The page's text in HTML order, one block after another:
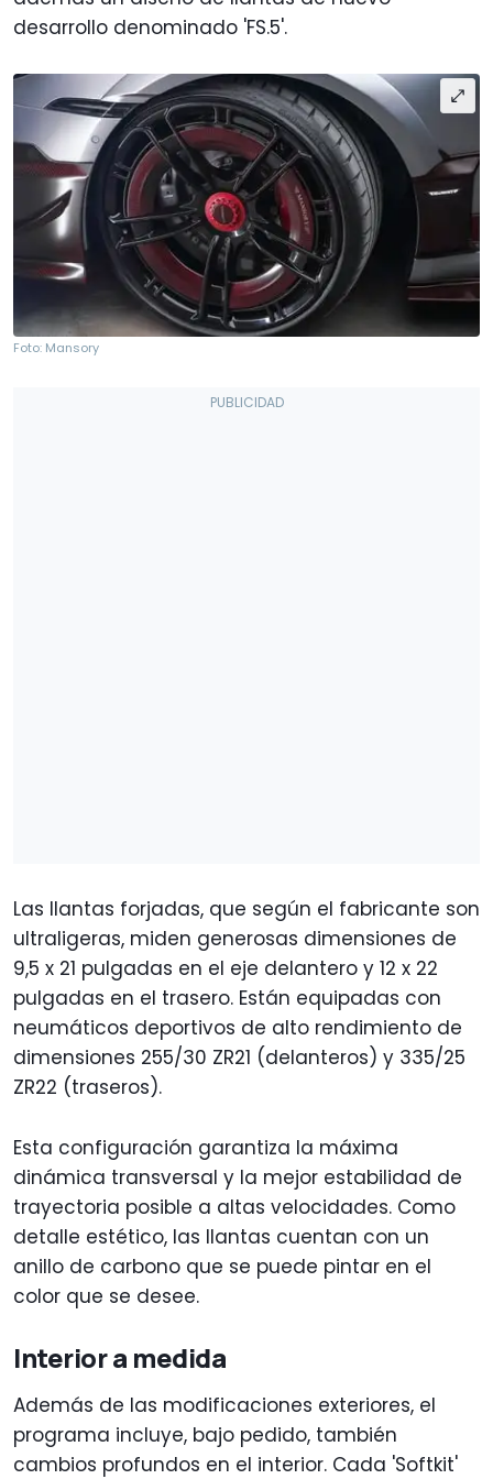
desarrollo denominado 'FS.5'.
Foto: Mansory
Las llantas forjadas, que según el fabricante son
ultraligeras, miden generosas dimensiones de
9,5 x 21 pulgadas en el eje delantero y 12 x 22
pulgadas en el trasero. Están equipadas con
neumáticos deportivos de alto rendimiento de
dimensiones 255/30 ZR21 (delanteros) y 335/25
ZR22 (traseros).
Esta configuración garantiza la máxima
dinámica transversal y la mejor estabilidad de
trayectoria posible a altas velocidades. Como
detalle estético, las llantas cuentan con un
anillo de carbono que se puede pintar en el
color que se desee.
Interior a medida
Además de las modificaciones exteriores, el
programa incluye, bajo pedido, también
cambios profundos en el interior. Cada 'Softkit'